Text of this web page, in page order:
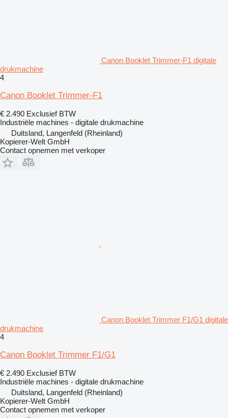
Canon Booklet Trimmer-F1 digitale
drukmachine
4
Canon Booklet Trimmer-F1
€ 2.490 Exclusief BTW
Industriële machines - digitale drukmachine
Duitsland, Langenfeld (Rheinland)
Kopierer-Welt GmbH
Contact opnemen met verkoper
Canon Booklet Trimmer F1/G1 digitale
drukmachine
4
Canon Booklet Trimmer F1/G1
€ 2.490 Exclusief BTW
Industriële machines - digitale drukmachine
Duitsland, Langenfeld (Rheinland)
Kopierer-Welt GmbH
Contact opnemen met verkoper